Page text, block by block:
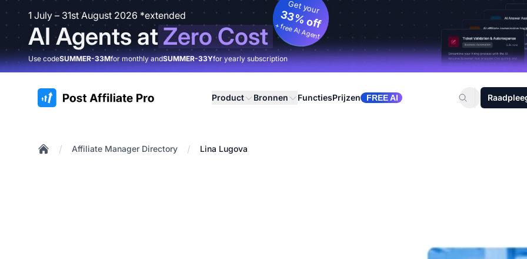
1 July – 31st August 2026 *extended
AI Agents atZero Cost
Get your
33% off
+ free AI Agent
Use codeSUMMER-33Mfor monthly andSUMMER-33Yfor yearly subscription
:site.title Product Bronnen FunctiesPrijzen FREE AI
/ Affiliate Manager Directory / Lina Lugova